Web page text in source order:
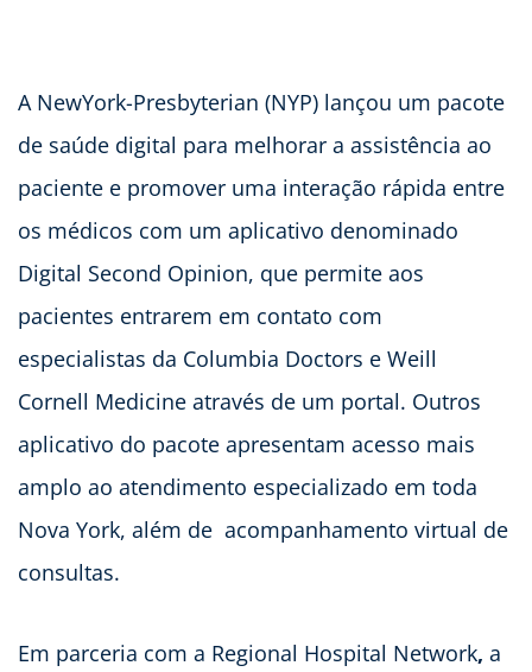
A NewYork-Presbyterian (NYP) lançou um pacote
de saúde digital para melhorar a assistência ao
paciente e promover uma interação rápida entre
os médicos com um aplicativo denominado
Digital Second Opinion, que permite aos
pacientes entrarem em contato com
especialistas da Columbia Doctors e Weill
Cornell Medicine através de um portal. Outros
aplicativo do pacote apresentam acesso mais
amplo ao atendimento especializado em toda
Nova York, além de acompanhamento virtual de
consultas.
Em parceria com a Regional Hospital Network, a